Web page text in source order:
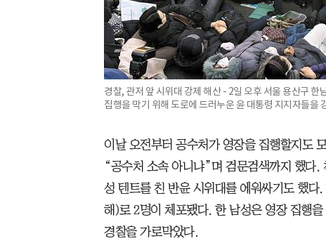
경찰, 관저 앞 시위대 강제 해산 - 2일 오후 서울 용산구
집행을 막기 위해 도로에 드러누운 윤 대통령 지지자들을
이날 오전부터 공수처가 영장을 집행할지도
“공수처 소속 아니냐”며 검문검색까지 했다
성 텐트를 친 반윤 시위대를 에워싸기도 했
해)로 2명이 체포됐다. 한 남성은 영장 집행
경찰을 가로막았다.